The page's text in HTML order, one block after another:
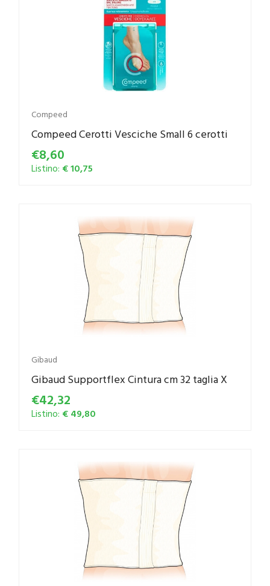
Compeed
Compeed Cerotti Vesciche Small 6 cerotti
€8,60
Listino: € 10,75
Gibaud
Gibaud Supportflex Cintura cm 32 taglia X
€42,32
Listino: € 49,80